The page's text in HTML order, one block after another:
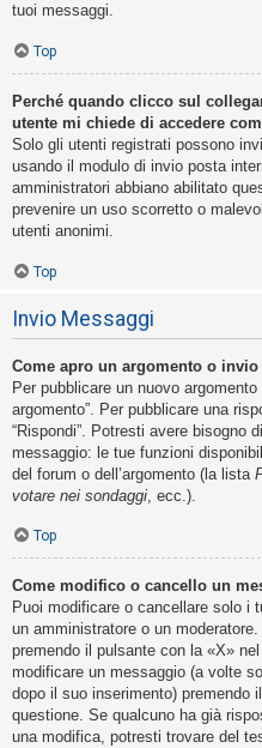
tuoi messaggi.
Top
Perché quando clicco sul
utente mi chiede di accedere
Solo gli utenti registrati possono
usando il modulo di invio posta
amministratori abbiano abilitato
prevenire un uso scorretto o
utenti anonimi.
Top
Invio Messaggi
Come apro un argomento o
Per pubblicare un nuovo
argomento”. Per pubblicare una
“Rispondi”. Potresti avere bisogno
messaggio: le tue funzioni
del forum o dell’argomento (la lista
votare nei sondaggi , ecc.).
Top
Come modifico o cancello un
Puoi modificare o cancellare solo i
un amministratore o un
premendo il pulsante con la «X»
modificare un messaggio (a volte
dopo il suo inserimento) premendo
questione. Se qualcuno ha già
una modifica, potresti trovare del